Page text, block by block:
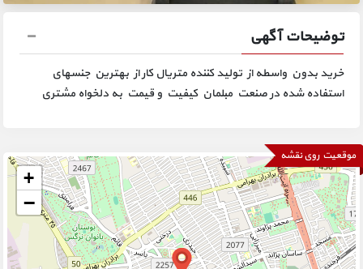
توضیحات آگهی
خرید بدون واسطه از تولید کننده متریال کار از بهترین جنسهای
استفاده شده در صنعت مبلمان کیفیت و قیمت به دلخواه مشتری
موقعیت روی نقشه
+
−